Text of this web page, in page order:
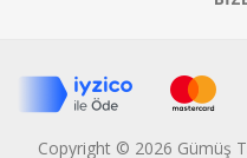
Copyright © 2026 Gümüş